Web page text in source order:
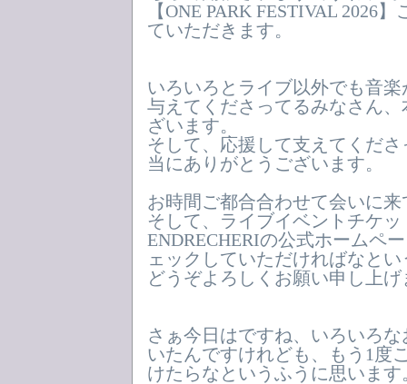
【ONE PARK FESTIVAL 2026
ていただきます。
いろいろとライブ以外でも音
与えてくださってるみなさん
ざいます。
そして、応援して支えてくだ
当にありがとうございます。
お時間ご都合合わせて会いに
そして、ライブイベントチケ
ENDRECHERIの公式ホームペ
ェックしていただければなと
どうぞよろしくお願い申し上げ
さぁ今日はですね、いろいろ
いたんですけれども、もう1度
けたらなというふうに思います